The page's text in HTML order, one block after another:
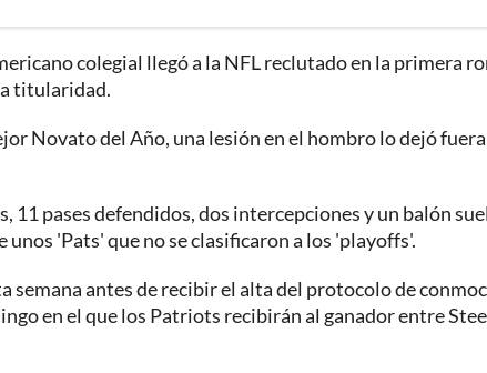
colegial llegó a la NFL reclutado en la primera
titularidad.
Novato del Año, una lesión en el hombro lo dejó fuera
11 pases defendidos, dos intercepciones y un balón
'Pats' que no se clasificaron a los 'playoffs'.
semana antes de recibir el alta del protocolo de
en el que los Patriots recibirán al ganador entre